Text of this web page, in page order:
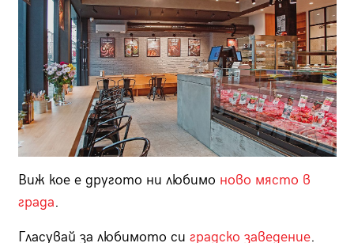
Виж кое е другото ни любимо ново място в
града.
Гласувай за любимото си градско заведение.